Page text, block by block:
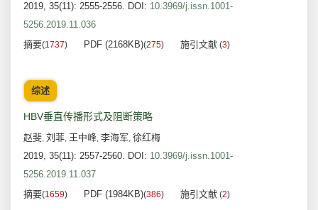
2019, 35(11): 2555-2556. DOI: 10.3969/j.issn.1001-
5256.2019.11.036
摘要(1737) PDF (2168KB)(275) 施引文献 (3)
综述
HBV垂直传播形式及阻断策略
赵斐, 刘菲, 王中峰, 李海军, 徐红梅
2019, 35(11): 2557-2560. DOI: 10.3969/j.issn.1001-
5256.2019.11.037
摘要(1659) PDF (1984KB)(386) 施引文献 (2)